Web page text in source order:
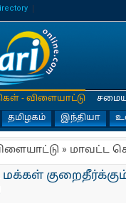
- விளையாட்டு
தமிழகம் இந்தியா
» மாவட்ட
மக்கள்